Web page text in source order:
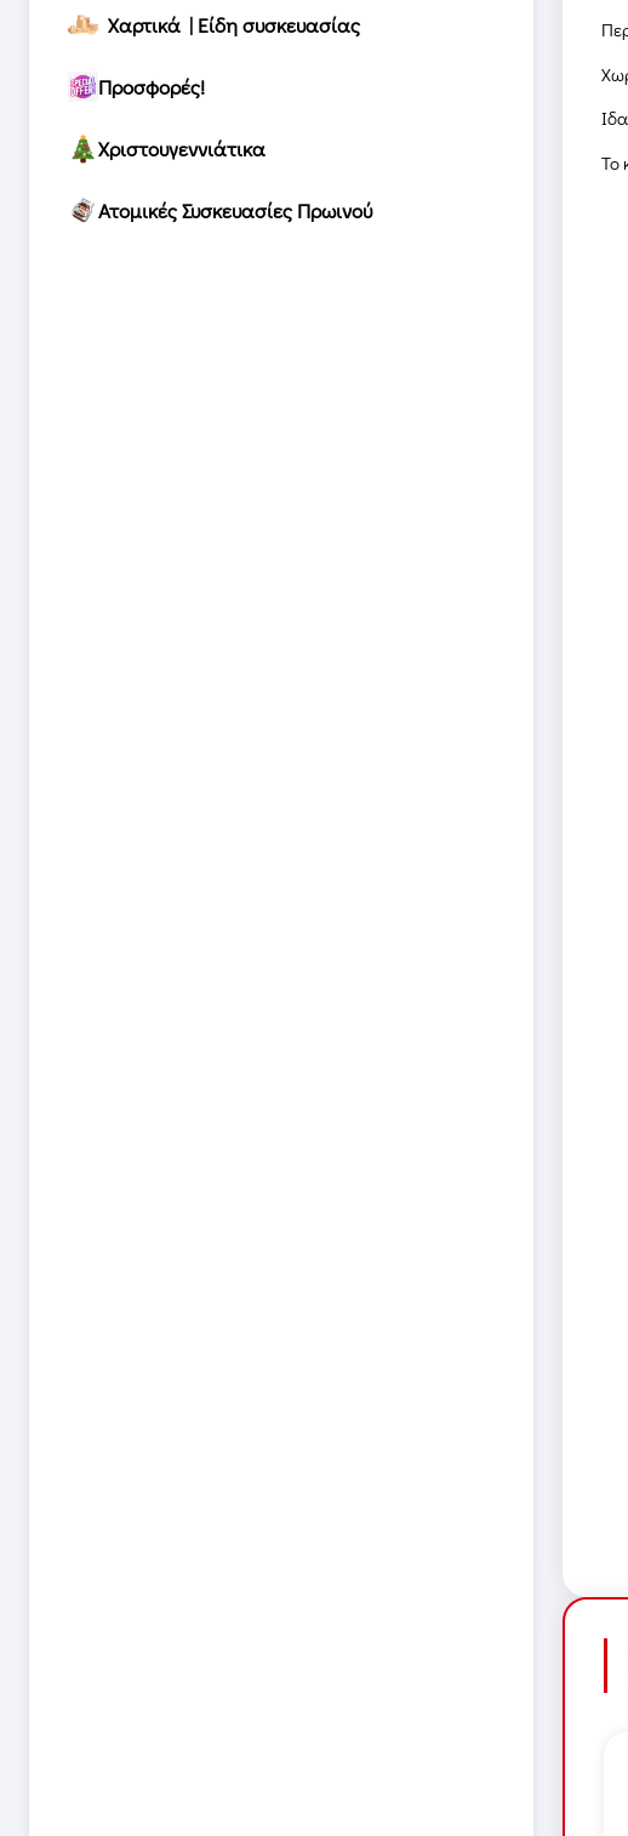
Χαρτικά | Είδη συσκευασίας
Προσφορές!
Χριστουγεννιάτικα
Ατομικές Συσκευασίες Πρωινού
Το